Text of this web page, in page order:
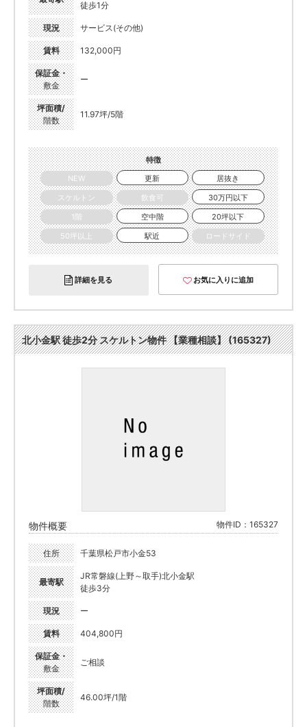
徒歩1分
現況 サービス(その他)
賃料 132,000円
保証金・
敷金
ー
坪面積/
階数
11.97坪/5階
特徴
NEW
更新
居抜き
スケルトン
飲食可
30万円以下
1階
空中階
20坪以下
50坪以上
駅近 ロードサイド
詳細を見る お気に入りに追加
北小金駅 徒歩2分 スケルトン物件 【業種相談】 (165327)
物件概要 物件ID：165327
住所 千葉県松戸市小金53
最寄駅
JR常磐線(上野～取手)北小金駅
徒歩3分
現況 ー
賃料 404,800円
保証金・
敷金
ご相談
坪面積/
階数
46.00坪/1階